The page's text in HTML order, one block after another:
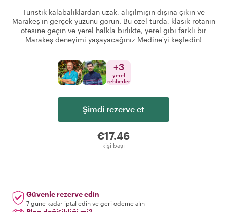
Turistik kalabalıklardan uzak, alışılmışın dışına çıkın ve
Marakeş'in gerçek yüzünü görün. Bu özel turda, klasik rotanın
ötesine geçin ve yerel halkla birlikte, yerel gibi farklı bir
Marakeş deneyimi yaşayacağınız Medine'yi keşfedin!
Şimdi rezerve et
€17.46
kişi başı
+3
yerel
rehberler
Güvenle rezerve edin
7 güne kadar iptal edin ve geri ödeme alın